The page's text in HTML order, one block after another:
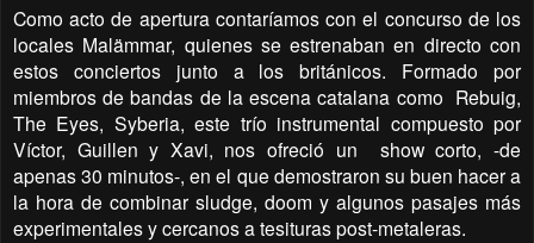
Como acto de apertura contaríamos con el concurso de los
locales Malämmar, quienes se estrenaban en directo con
estos conciertos junto a los británicos. Formado por
miembros de bandas de la escena catalana como Rebuig,
The Eyes, Syberia, este trío instrumental compuesto por
Víctor, Guillen y Xavi, nos ofreció un
show corto, -de
apenas 30 minutos-, en el que demostraron su buen hacer a
la hora de combinar sludge, doom y algunos pasajes más
experimentales y cercanos a tesituras post-metaleras.